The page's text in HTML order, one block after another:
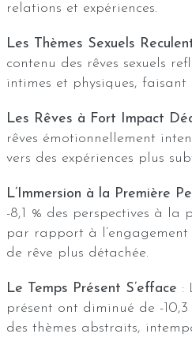
relations et expériences.
Les Thèmes Sexuels
contenu des rêves sexuels
intimes et physiques,
Les Rêves à Fort Impact
rêves émotionnellement
vers des expériences plus
L’Immersion à la Première
-8,1 % des perspectives à la
par rapport à
de rêve plus détachée.
Le Temps Présent S’efface :
présent ont diminué de -
des thèmes abstraits,